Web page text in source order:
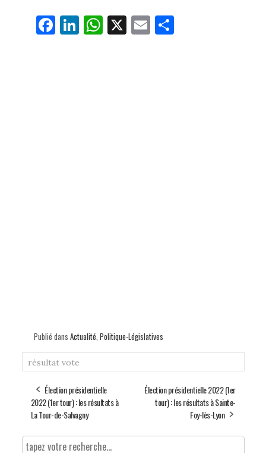
Fa
ce
Li
nk
W
ha
X E
m
Pa
rt
Publié dans Actualité Politique-Législatives
résultat vote
Élection présidentielle
2022 (1er tour) : les résultats à
La Tour-de-Salvagny
Élection présidentielle 2022 (1er
tour) : les résultats à Sainte-
Foy-lès-Lyon